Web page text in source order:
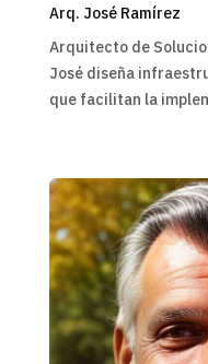
Arq. José Ramírez
Arquitecto de
José diseña
que facilitan la